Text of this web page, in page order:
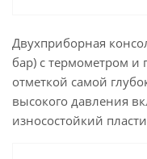
Двухприборная
бар) с термометром и
отметкой самой
высокого давления
износостойкий